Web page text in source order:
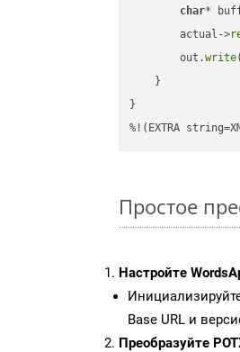
char*
        actual->
        out.
write
    }
}
%!(EXTRA
Простое
Настройте
Base URL и
Преобразуйте